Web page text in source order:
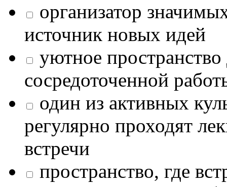
организатор
источник новых идей
уютное
сосредоточенной
один из активных
регулярно проходят
встречи
пространство, где